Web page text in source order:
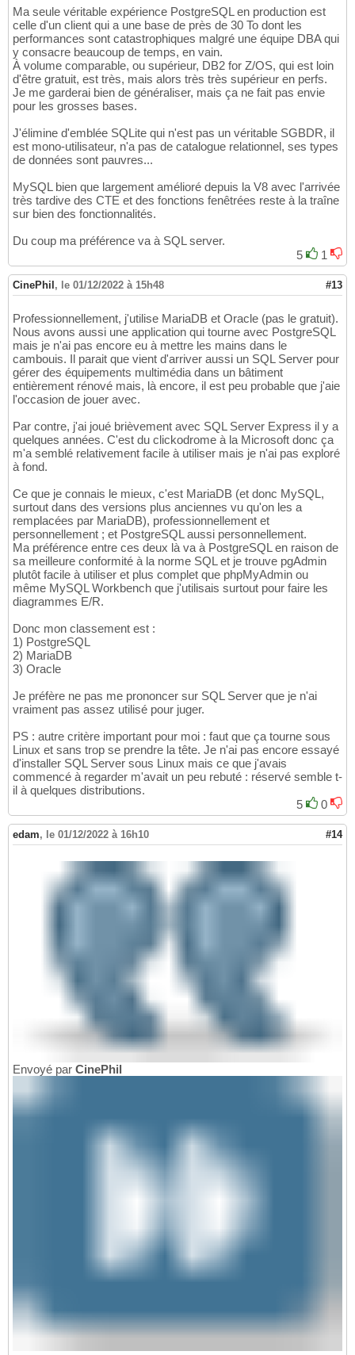
Ma seule véritable expérience PostgreSQL en production est
celle d'un client qui a une base de près de 30 To dont les
performances sont catastrophiques malgré une équipe DBA qui
y consacre beaucoup de temps, en vain.
À volume comparable, ou supérieur, DB2 for Z/OS, qui est loin
d'être gratuit, est très, mais alors très très supérieur en perfs.
Je me garderai bien de généraliser, mais ça ne fait pas envie
pour les grosses bases.
J'élimine d'emblée SQLite qui n'est pas un véritable SGBDR, il
est mono-utilisateur, n'a pas de catalogue relationnel, ses types
de données sont pauvres...
MySQL bien que largement amélioré depuis la V8 avec l'arrivée
très tardive des CTE et des fonctions fenêtrées reste à la traîne
sur bien des fonctionnalités.
Du coup ma préférence va à SQL server.
5
1
CinePhil , le 01/12/2022 à 15h48 #13
Professionnellement, j'utilise MariaDB et Oracle (pas le gratuit).
Nous avons aussi une application qui tourne avec PostgreSQL
mais je n'ai pas encore eu à mettre les mains dans le
cambouis. Il parait que vient d'arriver aussi un SQL Server pour
gérer des équipements multimédia dans un bâtiment
entièrement rénové mais, là encore, il est peu probable que j'aie
l'occasion de jouer avec.
Par contre, j'ai joué brièvement avec SQL Server Express il y a
quelques années. C'est du clickodrome à la Microsoft donc ça
m'a semblé relativement facile à utiliser mais je n'ai pas exploré
à fond.
Ce que je connais le mieux, c'est MariaDB (et donc MySQL,
surtout dans des versions plus anciennes vu qu'on les a
remplacées par MariaDB), professionnellement et
personnellement ; et PostgreSQL aussi personnellement.
Ma préférence entre ces deux là va à PostgreSQL en raison de
sa meilleure conformité à la norme SQL et je trouve pgAdmin
plutôt facile à utiliser et plus complet que phpMyAdmin ou
même MySQL Workbench que j'utilisais surtout pour faire les
diagrammes E/R.
Donc mon classement est :
1) PostgreSQL
2) MariaDB
3) Oracle
Je préfère ne pas me prononcer sur SQL Server que je n'ai
vraiment pas assez utilisé pour juger.
PS : autre critère important pour moi : faut que ça tourne sous
Linux et sans trop se prendre la tête. Je n'ai pas encore essayé
d'installer SQL Server sous Linux mais ce que j'avais
commencé à regarder m'avait un peu rebuté : réservé semble t-
il à quelques distributions.
5
0
edam, le 01/12/2022 à 16h10 #14
Envoyé par CinePhil